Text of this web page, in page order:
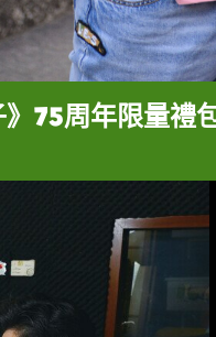
75周年限量禮